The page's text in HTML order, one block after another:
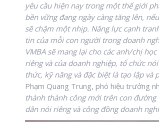
yêu cầu hiện nay trong một thế giới
bền vững đang ngày càng tăng lên,
sẽ chậm một nhịp. Năng lực cạnh
tin của mỗi con người trong doanh
VMBA sẽ mang lại cho các anh/chị
riêng và của doanh nghiệp, tổ chức
thức, kỹ năng và đặc biệt là tạo lập
Phạm Quang Trung, phó hiệu trưởng
thành thành công mới trên con
dân nói riêng và công đồng doanh